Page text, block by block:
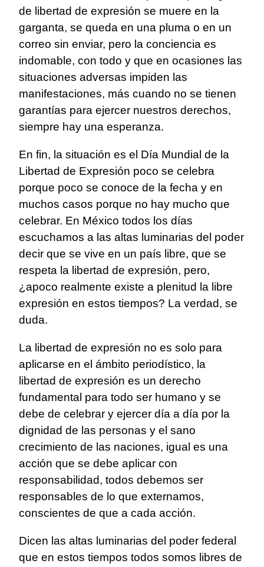
de libertad de expresión se muere en la
garganta, se queda en una pluma o en un
correo sin enviar, pero la conciencia es
indomable, con todo y que en ocasiones las
situaciones adversas impiden las
manifestaciones, más cuando no se tienen
garantías para ejercer nuestros derechos,
siempre hay una esperanza.
En fin, la situación es el Día Mundial de la
Libertad de Expresión poco se celebra
porque poco se conoce de la fecha y en
muchos casos porque no hay mucho que
celebrar. En México todos los días
escuchamos a las altas luminarias del poder
decir que se vive en un país libre, que se
respeta la libertad de expresión, pero,
¿apoco realmente existe a plenitud la libre
expresión en estos tiempos? La verdad, se
duda.
La libertad de expresión no es solo para
aplicarse en el ámbito periodístico, la
libertad de expresión es un derecho
fundamental para todo ser humano y se
debe de celebrar y ejercer día a día por la
dignidad de las personas y el sano
crecimiento de las naciones, igual es una
acción que se debe aplicar con
responsabilidad, todos debemos ser
responsables de lo que externamos,
conscientes de que a cada acción.
Dicen las altas luminarias del poder federal
que en estos tiempos todos somos libres de